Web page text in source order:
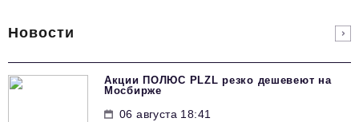
Новости
Акции ПОЛЮС PLZL резко дешевеют на
Мосбирже
06 августа 18:41